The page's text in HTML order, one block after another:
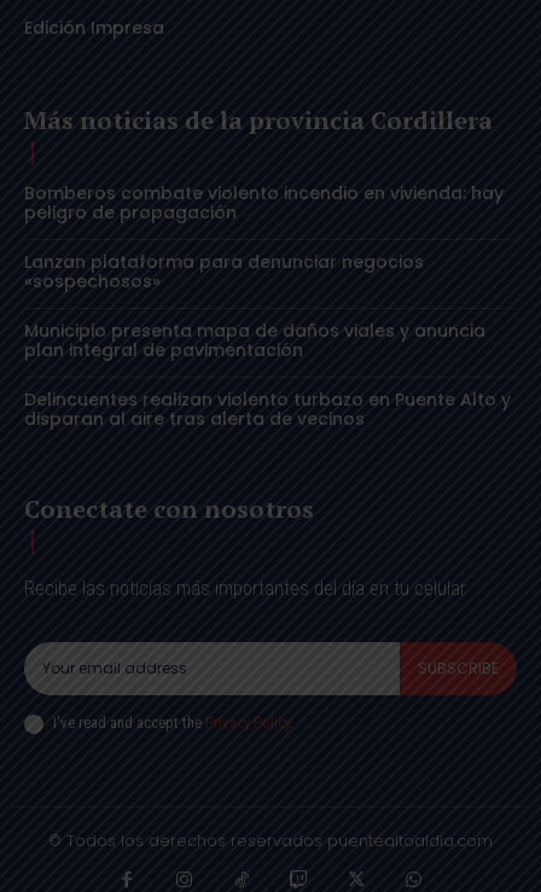
Edición Impresa
Más noticias de la provincia Cordillera
Bomberos combate violento incendio en vivienda: hay
peligro de propagación
Lanzan plataforma para denunciar negocios
«sospechosos»
Municipio presenta mapa de daños viales y anuncia
plan integral de pavimentación
Delincuentes realizan violento turbazo en Puente Alto y
disparan al aire tras alerta de vecinos
Conectate con nosotros
Recibe las noticias más importantes del día en tu celular
SUBSCRIBE
I've read and accept the Privacy Policy.
© Todos los derechos reservados puentealtoaldia.com